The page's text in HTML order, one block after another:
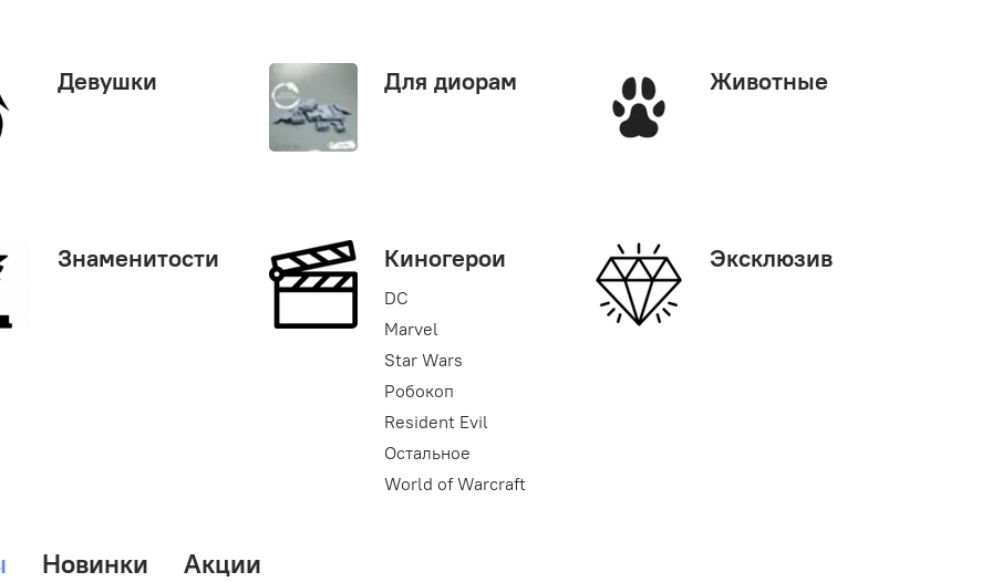
Девушки Для диорам Животные
Знаменитости Киногерои
DC
Marvel
Star Wars
Робокоп
Resident Evil
Остальное
World of Warcraft
Эксклюзив
Новинки Акции